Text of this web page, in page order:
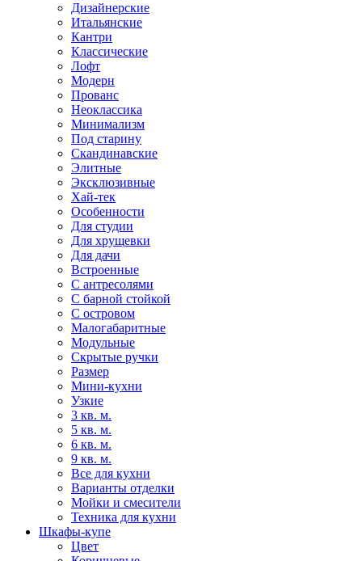
Дизайнерские
Итальянские
Кантри
Классические
Лофт
Модерн
Прованс
Неоклассика
Минимализм
Под старину
Скандинавские
Элитные
Эксклюзивные
Хай-тек
Особенности
Для студии
Для хрущевки
Для дачи
Встроенные
С антресолями
С барной стойкой
С островом
Малогабаритные
Модульные
Скрытые ручки
Размер
Мини-кухни
Узкие
3 кв. м.
5 кв. м.
6 кв. м.
9 кв. м.
Все для кухни
Варианты отделки
Мойки и смесители
Техника для кухни
Шкафы-купе
Цвет